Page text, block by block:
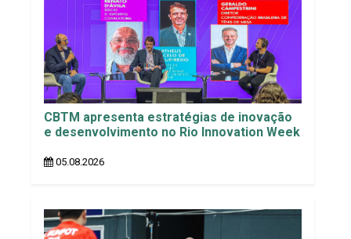
CBTM apresenta estratégias de inovação
e desenvolvimento no Rio Innovation Week
05.08.2026